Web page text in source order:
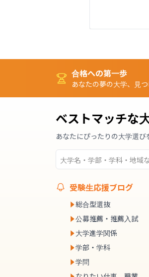
合格への第一歩
あなたの夢の大学、見つ
ベストマッチな
あなたにぴったりの大学選び
受験生応援ブログ
総合型選抜
公募推薦・推薦入試
大学進学関係
学部・学科
学問